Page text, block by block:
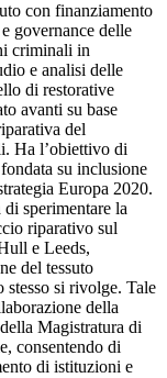
con finanziamento
governance delle
criminali in
e analisi delle
di restorative
avanti su base
del
Ha l’obiettivo di
su inclusione
Europa 2020.
sperimentare la
riparativo sul
e Leeds,
del tessuto
si rivolge. Tale
della
Magistratura di
consentendo di
di istituzioni e